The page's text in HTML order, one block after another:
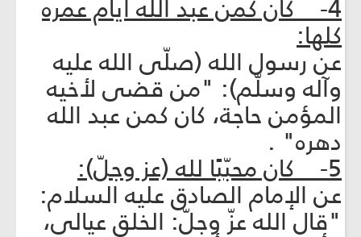
4- كان كمن عبد الله أيام عمره
كلها:
عن رسول الله (صلّى الله عليه
وآله وسلّم): "من قضى لأخيه
المؤمن حاجة، كان كمن عبد الله
دهره" .
5- كان محبّبًا لله (عز وجلّ):
عن الإمام الصادق عليه السلام:
"قال الله عزّ وجلّ: الخلق عيالي،